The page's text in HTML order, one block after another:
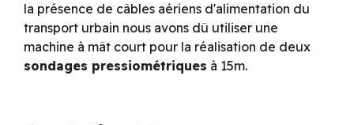
la présence de câbles aériens d'alimentation du
transport urbain nous avons dû utiliser une
machine à mât court pour la réalisation de deux
sondages pressiométriques à 15m.